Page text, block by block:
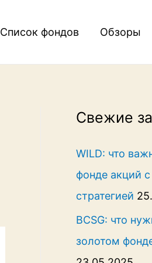
Список фондов Обзоры
Свежие
WILD: что
фонде акций
стратегией
BCSG: что
золотом